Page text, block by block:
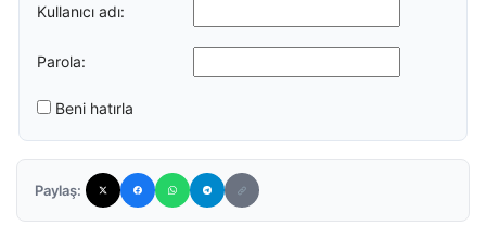
Kullanıcı adı:
Parola:
Beni hatırla
Paylaş: